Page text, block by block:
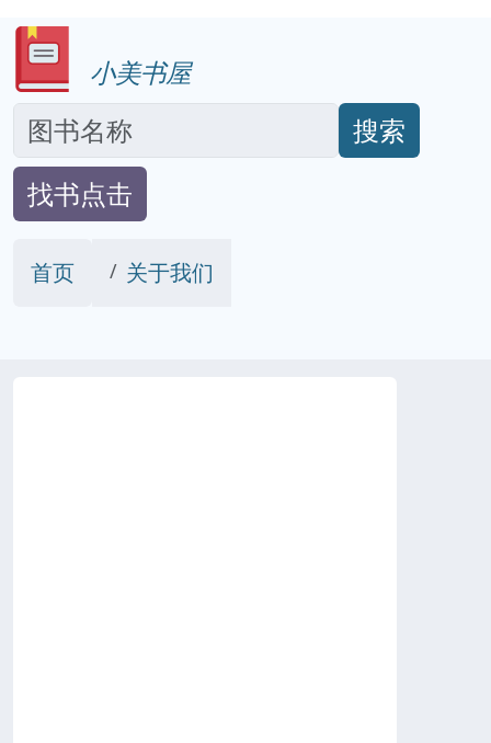
小美书屋
搜索
找书点击
首页 关于我们